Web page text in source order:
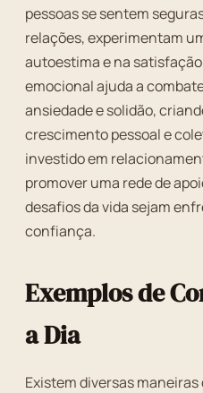
pessoas se sentem
relações, experimentam
autoestima e na
emocional ajuda a
ansiedade e solidão,
crescimento pessoal e
investido em
promover uma rede de
desafios da vida sejam
confiança.
Exemplos de
a Dia
Existem diversas